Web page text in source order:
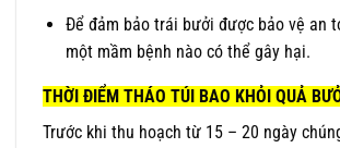
Để đảm bảo trái bưởi được bảo vệ an
một mầm bệnh nào có thể gây hại.
THỜI ĐIỂM THÁO TÚI BAO KHỎI QUẢ
Trước khi thu hoạch từ 15 – 20 ngày